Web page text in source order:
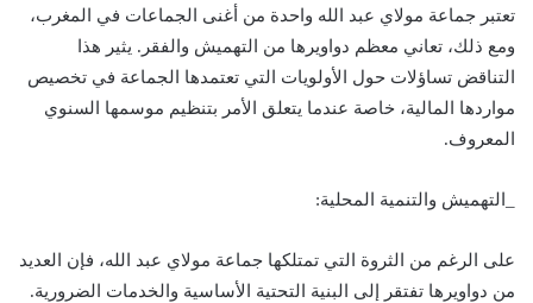
تعتبر جماعة مولاي عبد الله واحدة من أغنى الجماعات في المغرب،
ومع ذلك، تعاني معظم دواويرها من التهميش والفقر. يثير هذا
التناقض تساؤلات حول الأولويات التي تعتمدها الجماعة في تخصيص
مواردها المالية، خاصة عندما يتعلق الأمر بتنظيم موسمها السنوي
المعروف.
_التهميش والتنمية المحلية:
على الرغم من الثروة التي تمتلكها جماعة مولاي عبد الله، فإن العديد
من دواويرها تفتقر إلى البنية التحتية الأساسية والخدمات الضرورية.